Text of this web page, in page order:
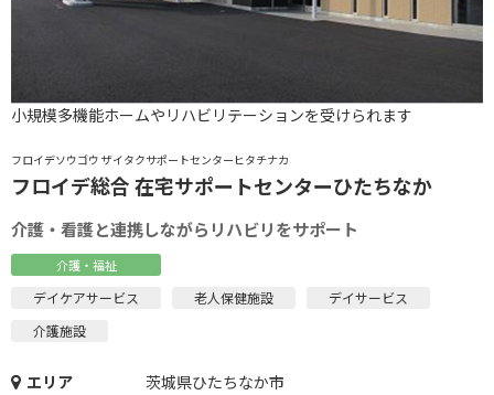
フロイデソウゴウ ザイタクサポートセンターヒタチナカ
フロイデ総合 在宅サポートセンターひたちなか
介護・看護と連携しながらリハビリをサポート
介護・福祉
デイケアサービス 老人保健施設
デイサービス
介護施設
エリア
茨城県ひたちなか市
小規模多機能ホームやリハビリテーションを受けられます